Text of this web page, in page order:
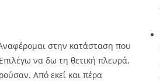
στην κατάσταση που
να δω τη θετική πλευρά,
Από εκεί και πέρα